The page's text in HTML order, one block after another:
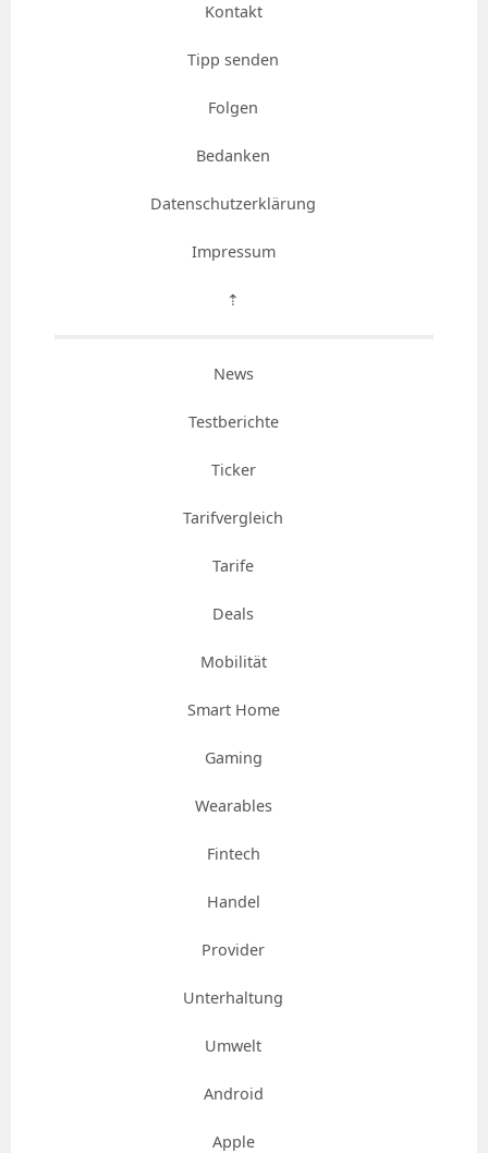
Kontakt
Tipp senden
Folgen
Bedanken
Datenschutzerklärung
Impressum
⇡
News
Testberichte
Ticker
Tarifvergleich
Tarife
Deals
Mobilität
Smart Home
Gaming
Wearables
Fintech
Handel
Provider
Unterhaltung
Umwelt
Android
Apple